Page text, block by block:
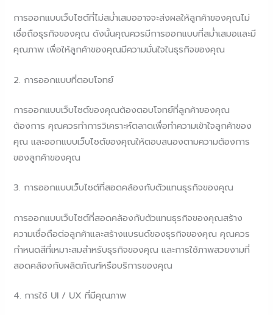
การออกแบบเว็บไซต์ที่ไม่สม่ำเสมออาจจะส่งผลให้ลูกค้าของคุณไม่
เชื่อถือธุรกิจของคุณ ดังนั้นคุณควรมีการออกแบบที่สม่ำเสมอและมี
คุณภาพ เพื่อให้ลูกค้าของคุณมีความมั่นใจในธุรกิจของคุณ
2. การออกแบบที่ตอบโจทย์
การออกแบบเว็บไซต์ของคุณต้องตอบโจทย์ที่ลูกค้าของคุณ
ต้องการ คุณควรทำการวิเคราะห์ตลาดเพื่อทำความเข้าใจลูกค้าของ
คุณ และออกแบบเว็บไซต์ของคุณให้ตอบสนองตามความต้องการ
ของลูกค้าของคุณ
3. การออกแบบเว็บไซต์ที่สอดคล้องกับตัวแทนธุรกิจของคุณ
การออกแบบเว็บไซต์ที่สอดคล้องกับตัวแทนธุรกิจของคุณสร้าง
ความเชื่อถือต่อลูกค้าและสร้างแบรนด์ของธุรกิจของคุณ คุณควร
กำหนดสีที่เหมาะสมสำหรับธุรกิจของคุณ และการใช้ภาพสวยงามที่
สอดคล้องกับผลิตภัณฑ์หรือบริการของคุณ
4. การใช้ UI / UX ที่มีคุณภาพ